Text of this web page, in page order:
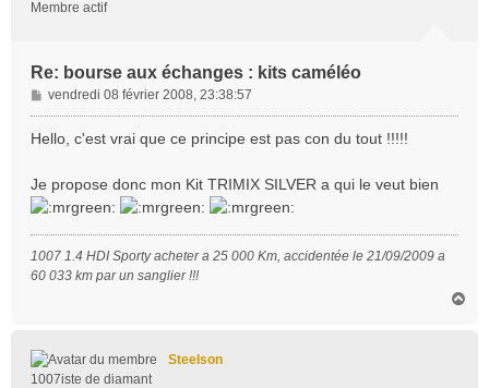
Membre actif
Re: bourse aux échanges : kits caméléo
M
e
s
g
e
vendredi 08 février 2008, 23:38:57
Hello, c'est vrai que ce principe est pas con du tout !!!!!
Je propose donc mon Kit TRIMIX SILVER a qui le veut bien
1007 1.4 HDI Sporty acheter a 25 000 Km, accidentée le 21/09/2009 a
60 033 km par un sanglier !!!
Steelson
1007iste de diamant